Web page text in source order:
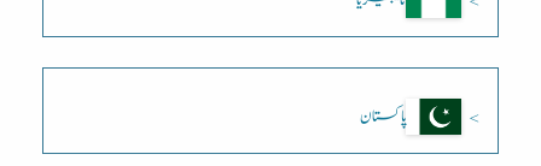
پاکستان